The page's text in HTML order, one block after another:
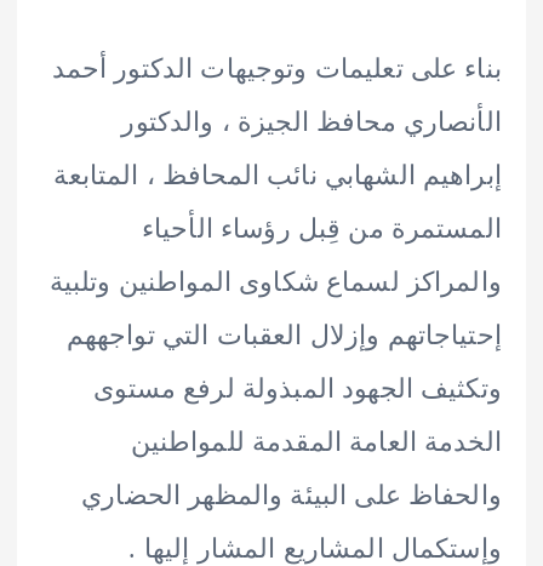
على تعليمات وتوجيهات الدكتور أحمد
محافظ الجيزة ، والدكتور
الشهابي نائب المحافظ ، المتابعة
من قِبل رؤساء الأحياء
لسماع شكاوى المواطنين وتلبية
وإزلال العقبات التي تواجههم
الجهود المبذولة لرفع مستوى
العامة المقدمة للمواطنين
على البيئة والمظهر الحضاري
المشاريع المشار إليها .